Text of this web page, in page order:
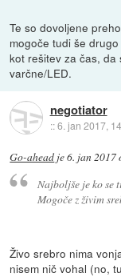
Te so dovoljene
mogoče tudi še
kot rešitev za čas,
varčne/LED.
negotiator
::6. jan 2017,
Go-ahead je6. jan 2017
Najboljše je ko se
Mogoče z živim
Živo srebro nima
nisem nič vohal (no,